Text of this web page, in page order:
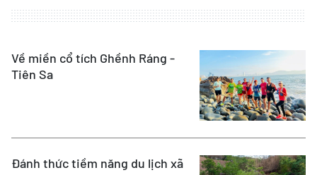
Về miền cổ tích Ghềnh Ráng -
Tiên Sa
Đánh thức tiềm năng du lịch xã